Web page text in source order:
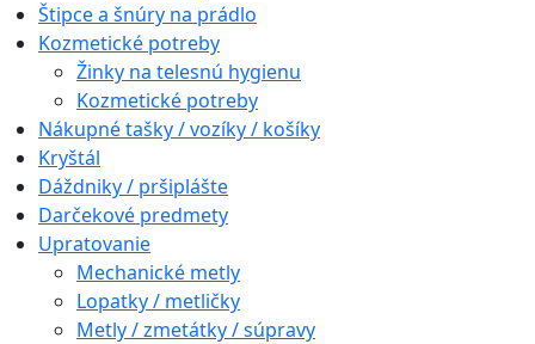
Štipce a šnúry na prádlo
Kozmetické potreby
Žinky na telesnú hygienu
Kozmetické potreby
Nákupné tašky / vozíky / košíky
Kryštál
Dáždniky / pršiplášte
Darčekové predmety
Upratovanie
Mechanické metly
Lopatky / metličky
Metly / zmetátky / súpravy